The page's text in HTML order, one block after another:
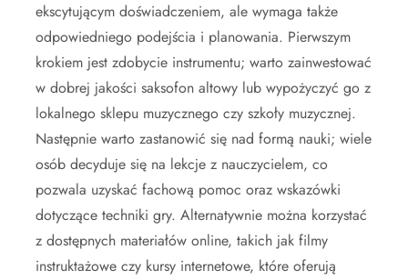
ekscytującym doświadczeniem, ale wymaga także
odpowiedniego podejścia i planowania. Pierwszym
krokiem jest zdobycie instrumentu; warto zainwestować
w dobrej jakości saksofon altowy lub wypożyczyć go z
lokalnego sklepu muzycznego czy szkoły muzycznej.
Następnie warto zastanowić się nad formą nauki; wiele
osób decyduje się na lekcje z nauczycielem, co
pozwala uzyskać fachową pomoc oraz wskazówki
dotyczące techniki gry. Alternatywnie można korzystać
z dostępnych materiałów online, takich jak filmy
instruktażowe czy kursy internetowe, które oferują